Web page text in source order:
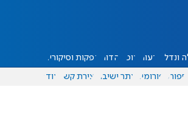
ונדל"ן דעות אוכל יהדות הפקות וסיקורים
ספורט פורומים אתר ישיבה יצירת קשר עוד